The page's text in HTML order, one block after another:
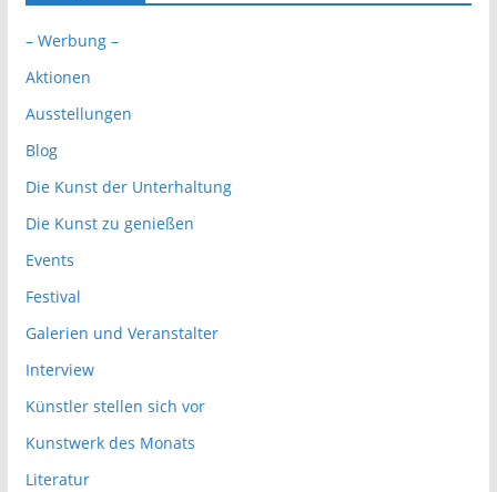
– Werbung –
Aktionen
Ausstellungen
Blog
Die Kunst der Unterhaltung
Die Kunst zu genießen
Events
Festival
Galerien und Veranstalter
Interview
Künstler stellen sich vor
Kunstwerk des Monats
Literatur